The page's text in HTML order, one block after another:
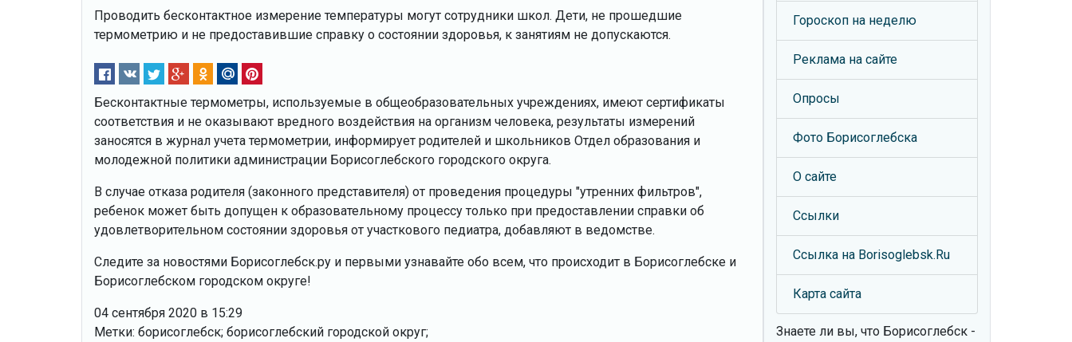
Проводить бесконтактное измерение температуры могут сотрудники школ. Дети, не прошедшие
термометрию и не предоставившие справку о состоянии здоровья, к занятиям не допускаются.
Бесконтактные термометры, используемые в общеобразовательных учреждениях, имеют сертификаты
соответствия и не оказывают вредного воздействия на организм человека, результаты измерений
заносятся в журнал учета термометрии, информирует родителей и школьников Отдел образования и
молодежной политики администрации Борисоглебского городского округа.
В случае отказа родителя (законного представителя) от проведения процедуры "утренних фильтров",
ребенок может быть допущен к образовательному процессу только при предоставлении справки об
удовлетворительном состоянии здоровья от участкового педиатра, добавляют в ведомстве.
Следите за новостями Борисоглебск.ру и первыми узнавайте обо всем, что происходит в Борисоглебске и
Борисоглебском городском округе!
04 сентября 2020 в 15:29
Метки: борисоглебск; борисоглебский городской округ;
Гороскоп на неделю
Реклама на сайте
Опросы
Фото Борисоглебска
О сайте
Ссылки
Ссылка на Borisoglebsk.Ru
Карта сайта
Знаете ли вы, что Борисоглебск -